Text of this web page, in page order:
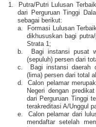
1.
Putra/Putri Lulusan
dari Perguruan Tinggi
sebagai berikut:
a.
Formasi Lulusan
dikhususkan bagi
Strata 1;
b.
Bagi instansi pusat
(sepuluh) persen dari
c.
Bagi instansi daerah
(lima) persen dari total
d.
Calon pelamar
Negeri dengan
dari Perguruan Tinggi
terakreditasi A/Unggul
e.
Calon pelamar dari
mendaftar setelah